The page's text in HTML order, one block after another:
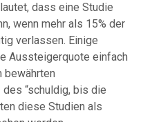
dass eine Studie
wenn mehr als 15% der
verlassen. Einige
Aussteigerquote einfach
bewährten
“schuldig, bis die
diese Studien als